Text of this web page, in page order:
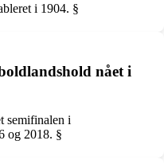
i 1904. §
nået i
semifinalen i
og 2018. §